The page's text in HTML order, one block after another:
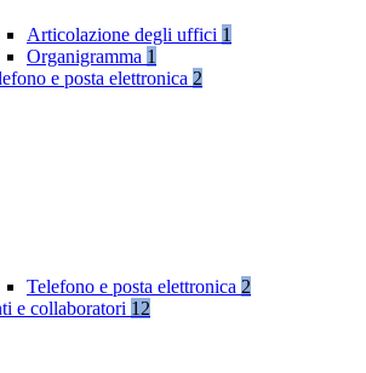
Articolazione degli uffici 1
Organigramma 1
e posta elettronica 2
Telefono e posta elettronica 2
e collaboratori 12